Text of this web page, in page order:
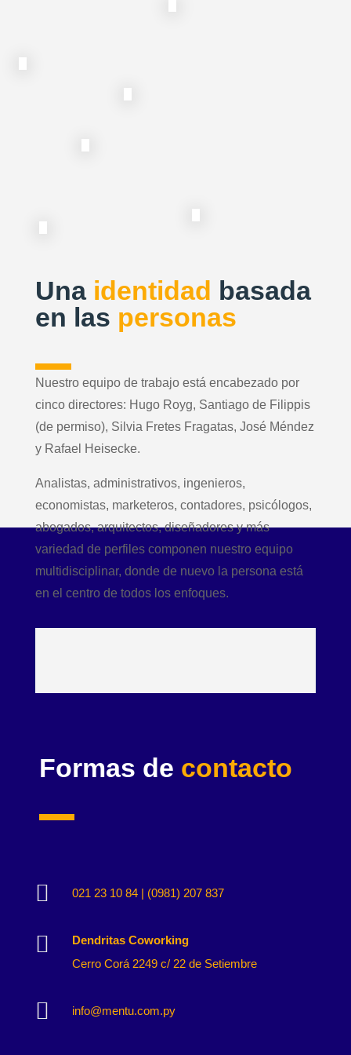
Una identidad
basada
en las personas
Nuestro equipo de trabajo está encabezado por
cinco directores: Hugo Royg, Santiago de Filippis
(de permiso), Silvia Fretes Fragatas, José Méndez
y Rafael Heisecke.
Analistas, administrativos, ingenieros,
economistas, marketeros, contadores, psicólogos,
abogados, arquitectos, diseñadores y más
variedad de perfiles componen nuestro equipo
multidisciplinar, donde de nuevo la persona está
en el centro de todos los enfoques.
Formas de contacto
 021 23 10 84 | (0981) 207 837

Dendritas Coworking
Cerro Corá 2249 c/ 22 de Setiembre
 info@mentu.com.py